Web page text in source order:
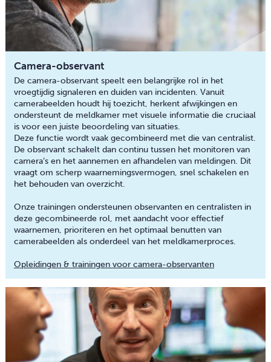
Camera-observant
De camera-observant speelt een belangrijke rol in het
vroegtijdig signaleren en duiden van incidenten. Vanuit
camerabeelden houdt hij toezicht, herkent afwijkingen en
ondersteunt de meldkamer met visuele informatie die cruciaal
is voor een juiste beoordeling van situaties.
Deze functie wordt vaak gecombineerd met die van centralist.
De observant schakelt dan continu tussen het monitoren van
camera’s en het aannemen en afhandelen van meldingen. Dit
vraagt om scherp waarnemingsvermogen, snel schakelen en
het behouden van overzicht.
Onze trainingen ondersteunen observanten en centralisten in
deze gecombineerde rol, met aandacht voor effectief
waarnemen, prioriteren en het optimaal benutten van
camerabeelden als onderdeel van het meldkamerproces.
Opleidingen & trainingen voor camera-observanten